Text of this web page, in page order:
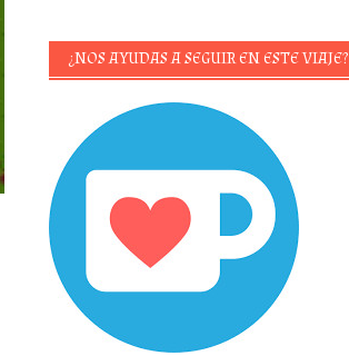
¿NOS AYUDAS A SEGUIR EN ESTE VIAJE?